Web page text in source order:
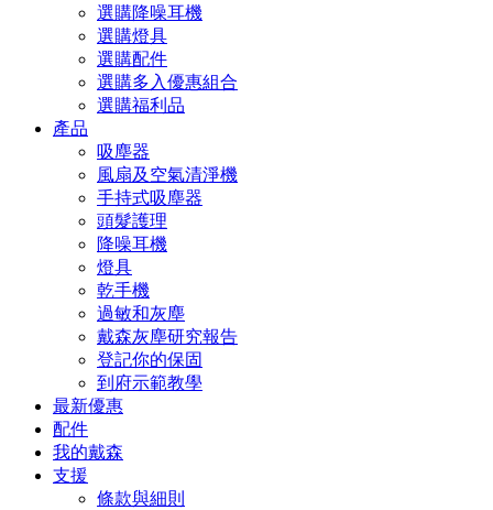
選購降噪耳機
選購燈具
選購配件
選購多入優惠組合
選購福利品
產品
吸塵器
風扇及空氣清淨機
手持式吸塵器
頭髮護理
降噪耳機
燈具
乾手機
過敏和灰塵
戴森灰塵研究報告
登記你的保固
到府示範教學
最新優惠
配件
我的戴森
支援
條款與細則